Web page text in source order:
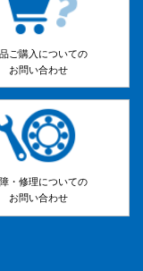
ご購入についての
お問い合わせ
・修理についての
お問い合わせ